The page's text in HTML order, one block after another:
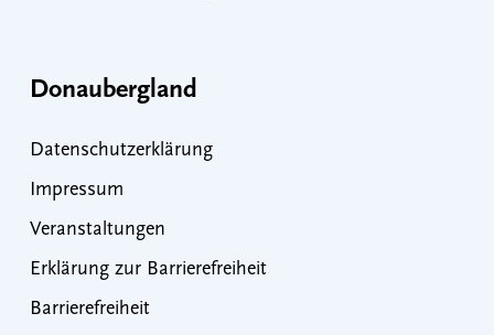
Donaubergland
Datenschutzerklärung
Impressum
Veranstaltungen
Erklärung zur Barrierefreiheit
Barrierefreiheit